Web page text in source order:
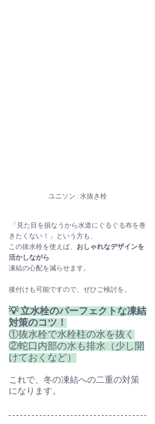
ユニソン : 水抜き栓
「見た目を損なうから水道にぐるぐる布を巻
きたくない！」という方も、
この抜水栓を使えば、 おしゃれなデザインを
活かしながら
凍結の心配を減らせます。
後付けも可能ですので、ぜひご検討を。
💡 立水栓のパーフェクトな凍結
対策のコツ！
①抜水栓で水栓柱の水を抜く
②蛇口内部の水も排水（少し開
けておくなど）
これで、冬の凍結への二重の対策
になります。